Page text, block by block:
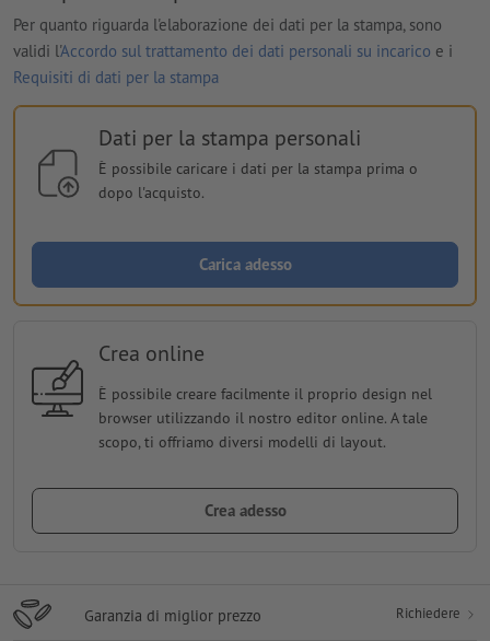
Per quanto riguarda l'elaborazione dei dati per la stampa, sono
validi l'Accordo sul trattamento dei dati personali su incarico e i
Requisiti di dati per la stampa
Dati per la stampa personali
È possibile caricare i dati per la stampa prima o
dopo l'acquisto.
Carica adesso
Crea online
È possibile creare facilmente il proprio design nel
browser utilizzando il nostro editor online. A tale
scopo, ti offriamo diversi modelli di layout.
Crea adesso
Garanzia di miglior prezzo Richiedere